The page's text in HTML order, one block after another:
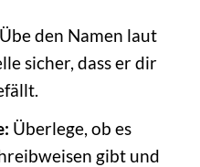
Übe den Namen laut
sicher, dass er dir
Überlege, ob es
gibt und